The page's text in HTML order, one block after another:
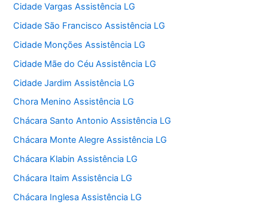
Cidade Vargas Assistência LG
Cidade São Francisco Assistência LG
Cidade Monções Assistência LG
Cidade Mãe do Céu Assistência LG
Cidade Jardim Assistência LG
Chora Menino Assistência LG
Chácara Santo Antonio Assistência LG
Chácara Monte Alegre Assistência LG
Chácara Klabin Assistência LG
Chácara Itaim Assistência LG
Chácara Inglesa Assistência LG